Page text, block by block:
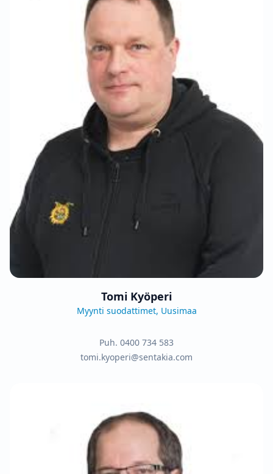
Tomi Kyöperi
Myynti suodattimet, Uusimaa
Puh. 0400 734 583
tomi.kyoperi@sentakia.com